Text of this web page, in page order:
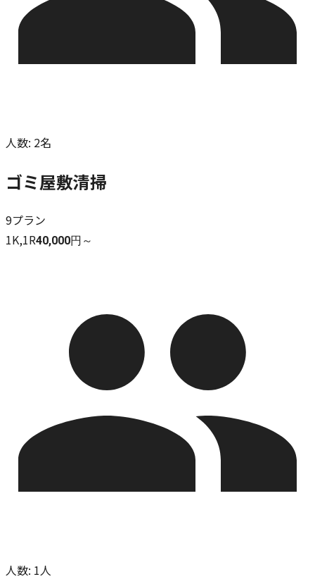
人数: 2名
ゴミ屋敷清掃
9プラン
1K,1R40,000円～
人数: 1人